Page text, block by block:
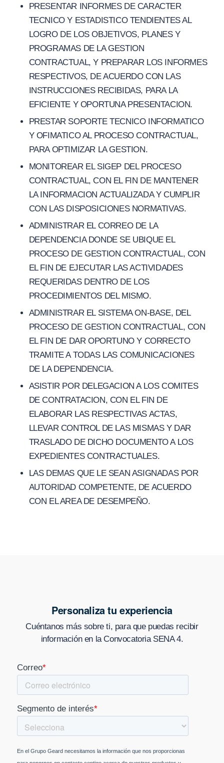
PRESENTAR INFORMES DE CARACTER
TECNICO Y ESTADISTICO TENDIENTES AL
LOGRO DE LOS OBJETIVOS, PLANES Y
PROGRAMAS DE LA GESTION
CONTRACTUAL, Y PREPARAR LOS INFORMES
RESPECTIVOS, DE ACUERDO CON LAS
INSTRUCCIONES RECIBIDAS, PARA LA
EFICIENTE Y OPORTUNA PRESENTACION.
PRESTAR SOPORTE TECNICO INFORMATICO
Y OFIMATICO AL PROCESO CONTRACTUAL,
PARA OPTIMIZAR LA GESTION.
MONITOREAR EL SIGEP DEL PROCESO
CONTRACTUAL, CON EL FIN DE MANTENER
LA INFORMACION ACTUALIZADA Y CUMPLIR
CON LAS DISPOSICIONES NORMATIVAS.
ADMINISTRAR EL CORREO DE LA
DEPENDENCIA DONDE SE UBIQUE EL
PROCESO DE GESTION CONTRACTUAL, CON
EL FIN DE EJECUTAR LAS ACTIVIDADES
REQUERIDAS DENTRO DE LOS
PROCEDIMIENTOS DEL MISMO.
ADMINISTRAR EL SISTEMA ON-BASE, DEL
PROCESO DE GESTION CONTRACTUAL, CON
EL FIN DE DAR OPORTUNO Y CORRECTO
TRAMITE A TODAS LAS COMUNICACIONES
DE LA DEPENDENCIA.
ASISTIR POR DELEGACION A LOS COMITES
DE CONTRATACION, CON EL FIN DE
ELABORAR LAS RESPECTIVAS ACTAS,
LLEVAR CONTROL DE LAS MISMAS Y DAR
TRASLADO DE DICHO DOCUMENTO A LOS
EXPEDIENTES CONTRACTUALES.
LAS DEMAS QUE LE SEAN ASIGNADAS POR
AUTORIDAD COMPETENTE, DE ACUERDO
CON EL AREA DE DESEMPEÑO.
Personaliza tu experiencia
Cuéntanos más sobre ti, para que puedas recibir
información en la Convocatoria SENA 4.